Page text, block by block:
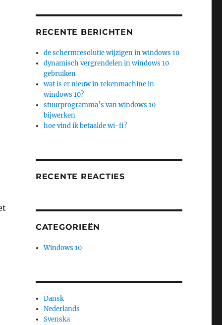
RECENTE BERICHTEN
de schermresolutie wijzigen in windows 10
dynamisch vergrendelen in windows 10
gebruiken
wat is er nieuw in rekenmachine in
windows 10?
stuurprogramma’s van windows 10
bijwerken
hoe vind ik betaalde wi-fi?
RECENTE REACTIES
CATEGORIEËN
Windows 10
Dansk
Nederlands
Svenska